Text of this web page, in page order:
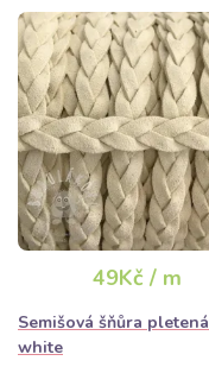
49Kč / m
Semišová šňůra
white